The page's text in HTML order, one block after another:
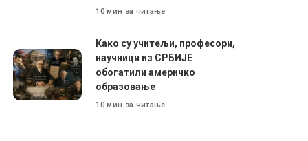
10 мин за читање
Како су учитељи, професори,
научници из СРБИЈЕ
обогатили америчко
образовање
10 мин за читање